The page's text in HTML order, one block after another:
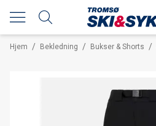
Hjem / Bekledning / Bukser & Shorts /